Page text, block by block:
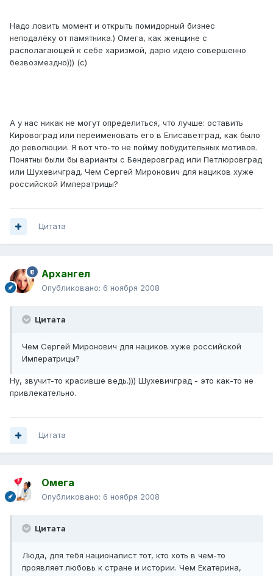
Надо ловить момент и открыть помидорный бизнес
неподалёку от памятника.) Омега, как женщине с
располагающей к себе харизмой, дарю идею совершенно
безвозмездно))) (с)
А у нас никак не могут определиться, что лучше: оставить
Кировоград или переименовать его в Елисаветград, как было
до революции. Я вот что-то не пойму побудительных мотивов.
Понятны были бы варианты с Бендеровград или Петлюровград
или Шухевичград. Чем Сергей Миронович для нациков хуже
российской Императрицы?
Цитата
Архангел
Опубликовано: 6 ноября 2008
Цитата
Чем Сергей Миронович для нациков хуже российской
Императрицы?
Ну, звучит-то красивше ведь.))) Шухевичград - это как-то не
привлекательно.
Цитата
Омега
Опубликовано: 6 ноября 2008
Цитата
Люда, для тебя националист тот, кто хоть в чем-то
проявляет любовь к стране и истории. Чем Екатерина,